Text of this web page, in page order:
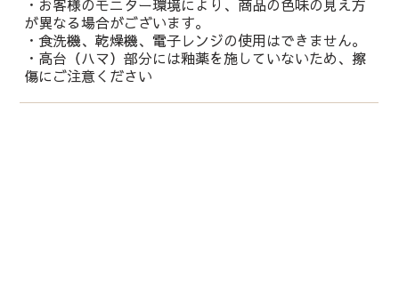
・お客様のモニター環境により、商品の色味の見え方
が異なる場合がございます。
・食洗機、乾燥機、電子レンジの使用はできません。
・高台（ハマ）部分には釉薬を施していないため、擦
傷にご注意ください